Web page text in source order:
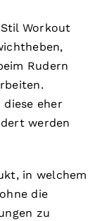
Workout
Rudern
eher
werden
in welchem
die
zu